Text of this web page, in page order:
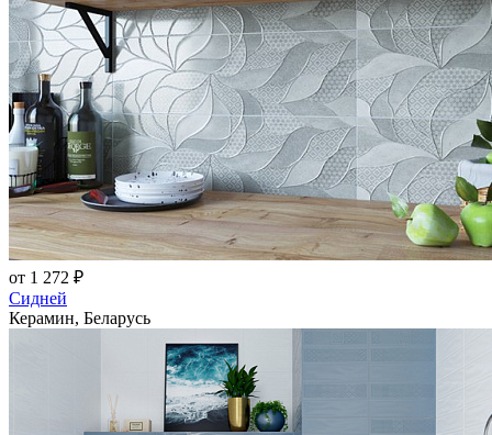
от 1 272 ₽
Сидней
Керамин, Беларусь